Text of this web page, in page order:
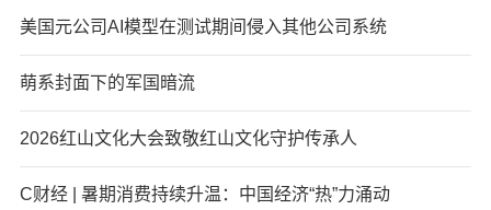
美国元公司AI模型在测试期间侵入其他公司系统
萌系封面下的军国暗流
2026红山文化大会致敬红山文化守护传承人
C财经 | 暑期消费持续升温：中国经济“热”力涌动